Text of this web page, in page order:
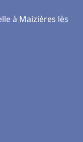
à Maizières lès